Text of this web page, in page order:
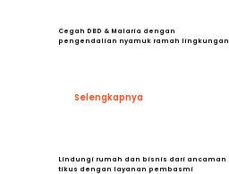
Cegah DBD & Malaria dengan
pengendalian nyamuk ramah lingkungan
Selengkapnya
Lindungi rumah dan bisnis dari ancaman
tikus dengan layanan pembasmi